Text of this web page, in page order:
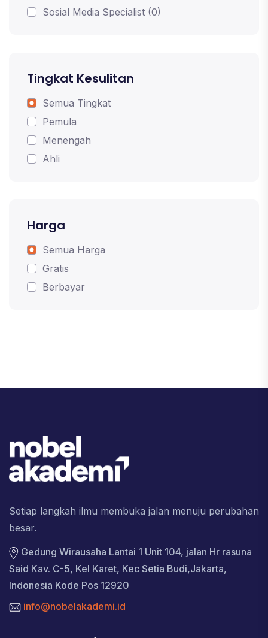
Sosial Media Specialist (0)
Tingkat Kesulitan
Semua Tingkat
Pemula
Menengah
Ahli
Harga
Semua Harga
Gratis
Berbayar
Setiap langkah ilmu membuka jalan menuju perubahan
besar.
Gedung Wirausaha Lantai 1 Unit 104, jalan Hr rasuna
Said Kav. C-5, Kel Karet, Kec Setia Budi,Jakarta,
Indonesia Kode Pos 12920
info@nobelakademi.id